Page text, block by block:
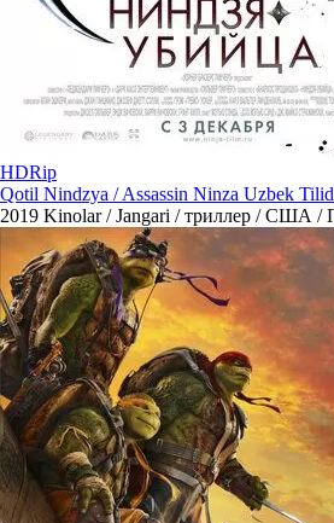
HDRip
Qotil Nindzya / Assassin Ninza Uzbek
2019 Kinolar / Jangari / триллер / США /